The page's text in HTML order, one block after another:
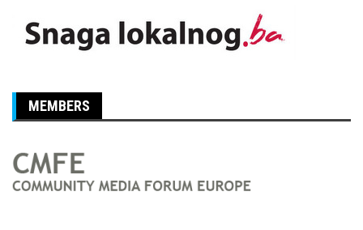
MEMBERS